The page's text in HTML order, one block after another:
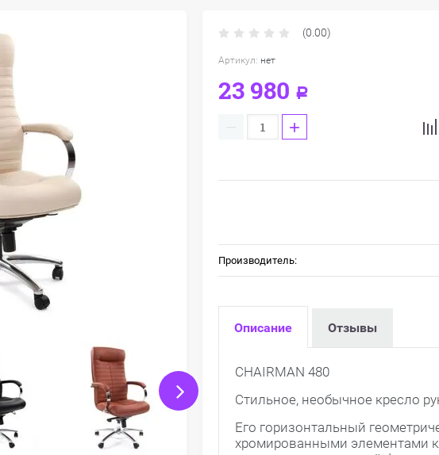
(0.00)
Артикул: нет
23 980 Р
+
Производитель:
Описание Отзывы
CHAIRMAN 480
Стильное, необычное кресло
Его горизонтальный
хромированными элементами